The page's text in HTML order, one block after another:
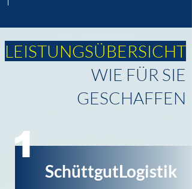
LEISTUNGSÜBERSICHT
WIE FÜR SIE
GESCHAFFEN
SchüttgutLogistik
1